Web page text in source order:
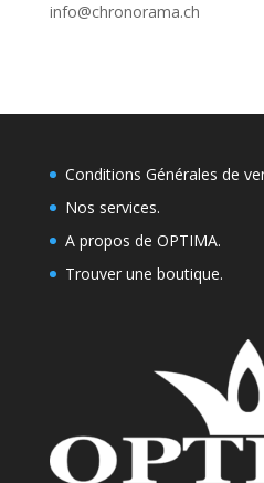
info@chronorama.ch
Conditions Générales de
Nos services.
A propos de OPTIMA.
Trouver une boutique.